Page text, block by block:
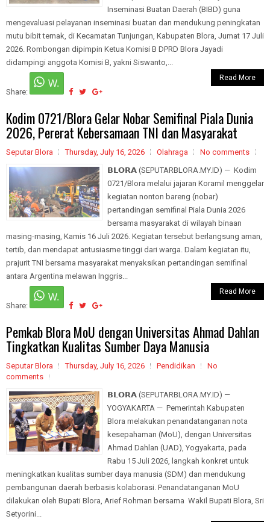
Inseminasi Buatan Daerah (BIBD) guna
mengevaluasi pelayanan inseminasi buatan dan mendukung peningkatan
mutu bibit ternak, di Kecamatan Tunjungan, Kabupaten Blora, Jumat 17 Juli
2026. Rombongan dipimpin Ketua Komisi B DPRD Blora Jayadi
didampingi anggota Komisi B, yakni Siswanto,...
Share:
Read More
Kodim 0721/Blora Gelar Nobar Semifinal Piala Dunia
2026, Pererat Kebersamaan TNI dan Masyarakat
Seputar Blora Thursday, July 16, 2026 Olahraga
No comments
𝗕𝗟𝗢𝗥𝗔 (SEPUTARBLORA.MY.ID) — Kodim
0721/Blora melalui jajaran Koramil menggelar
kegiatan nonton bareng (nobar)
pertandingan semifinal Piala Dunia 2026
bersama masyarakat di wilayah binaan
masing-masing, Kamis 16 Juli 2026. Kegiatan tersebut berlangsung aman,
tertib, dan mendapat antusiasme tinggi dari warga. Dalam kegiatan itu,
prajurit TNI bersama masyarakat menyaksikan pertandingan semifinal
antara Argentina melawan Inggris...
Share:
Read More
Pemkab Blora MoU dengan Universitas Ahmad Dahlan
Tingkatkan Kualitas Sumber Daya Manusia
Seputar Blora Thursday, July 16, 2026 Pendidikan
No
comments
𝗕𝗟𝗢𝗥𝗔 (SEPUTARBLORA.MY.ID) —
YOGYAKARTA — Pemerintah Kabupaten
Blora melakukan penandatanganan nota
kesepahaman (MoU), dengan Universitas
Ahmad Dahlan (UAD), Yogyakarta, pada
Rabu 15 Juli 2026, langkah konkret untuk
meningkatkan kualitas sumber daya manusia (SDM) dan mendukung
pembangunan daerah berbasis kolaborasi. Penandatanganan MoU
dilakukan oleh Bupati Blora, Arief Rohman bersama Wakil Bupati Blora, Sri
Setyorini...